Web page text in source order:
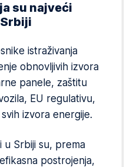
su najveći
istraživanja
obnovljivih izvora
panele, zaštitu
EU regulativu,
izvora energije.
u Srbiji su, prema
postrojenja,